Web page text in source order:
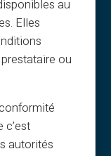
edut
VERITAS
au
Elles
ou
c’est
autorités